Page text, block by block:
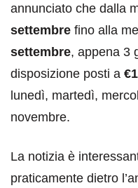
annunciato che dalla
settembre fino alla
settembre, appena 3
disposizione posti a
lunedì, martedì,
novembre.
La notizia è
praticamente dietro